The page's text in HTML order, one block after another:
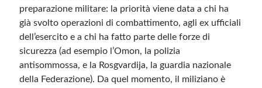
preparazione militare: la priorità viene data a chi ha
già svolto operazioni di combattimento, agli ex ufficiali
dell’esercito e a chi ha fatto parte delle forze di
sicurezza (ad esempio l’Omon, la polizia
antisommossa, e la Rosgvardija, la guardia nazionale
della Federazione). Da quel momento, il miliziano è